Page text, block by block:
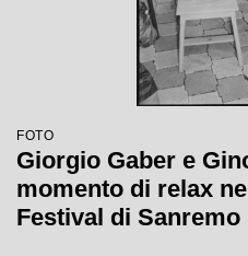
FOTO
Giorgio Gaber e
momento di relax
Festival di Sanremo